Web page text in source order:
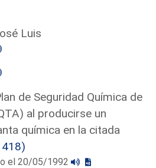
Luis
de Seguridad Química de
al producirse un
química en la citada
el 20/05/1992